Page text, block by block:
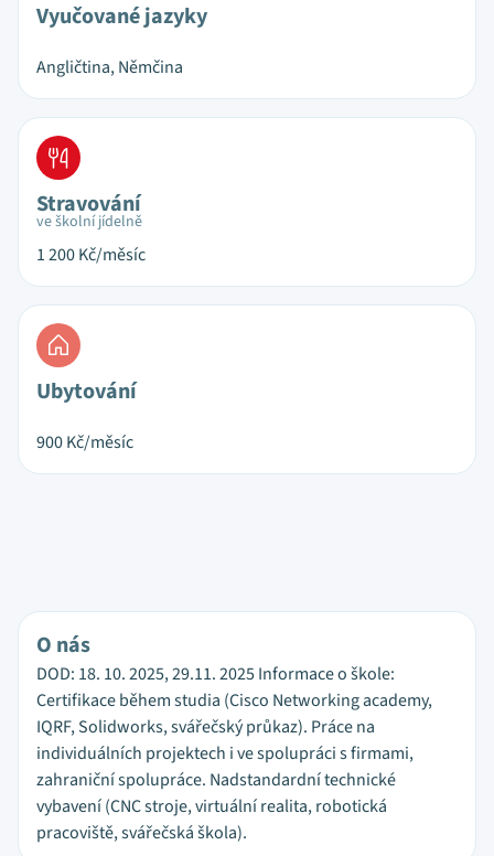
Vyučované jazyky
Angličtina, Němčina
Stravování
ve školní jídelně
1 200Kč/měsíc
Ubytování
900Kč/měsíc
O nás
DOD: 18. 10. 2025, 29.11. 2025 Informace o škole:
Certifikace během studia (Cisco Networking academy,
IQRF, Solidworks, svářečský průkaz). Práce na
individuálních projektech i ve spolupráci s firmami,
zahraniční spolupráce. Nadstandardní technické
vybavení (CNC stroje, virtuální realita, robotická
pracoviště, svářečská škola).